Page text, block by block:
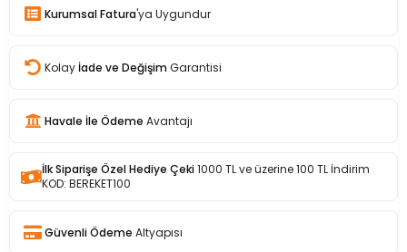
Kurumsal Fatura'ya Uygundur
Kolay İade ve Değişim Garantisi
Havale İle Ödeme Avantajı
İlk Siparişe Özel Hediye Çeki1000 TL ve üzerine 100 TL İndirim
KOD: BEREKET100
Güvenli Ödeme Altyapısı